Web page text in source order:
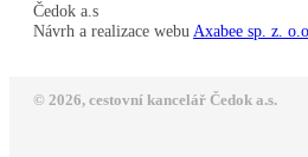
Čedok a.s
Návrh a realizace webu Axabee sp. z. o.o.
© 2026, cestovní kancelář Čedok a.s.